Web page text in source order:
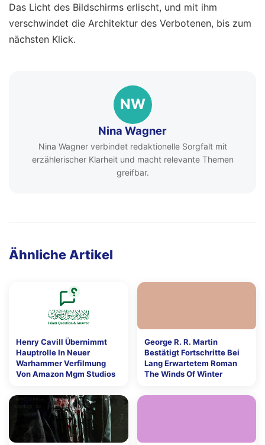
Das Licht des Bildschirms erlischt, und mit ihm
verschwindet die Architektur des Verbotenen, bis zum
nächsten Klick.
NW
Nina Wagner
Nina Wagner verbindet redaktionelle Sorgfalt mit
erzählerischer Klarheit und macht relevante Themen
greifbar.
Ähnliche Artikel
Henry Cavill Übernimmt
Hauptrolle In Neuer
Warhammer Verfilmung
Von Amazon Mgm Studios
George R. R. Martin
Bestätigt Fortschritte Bei
Lang Erwartetem Roman
The Winds Of Winter